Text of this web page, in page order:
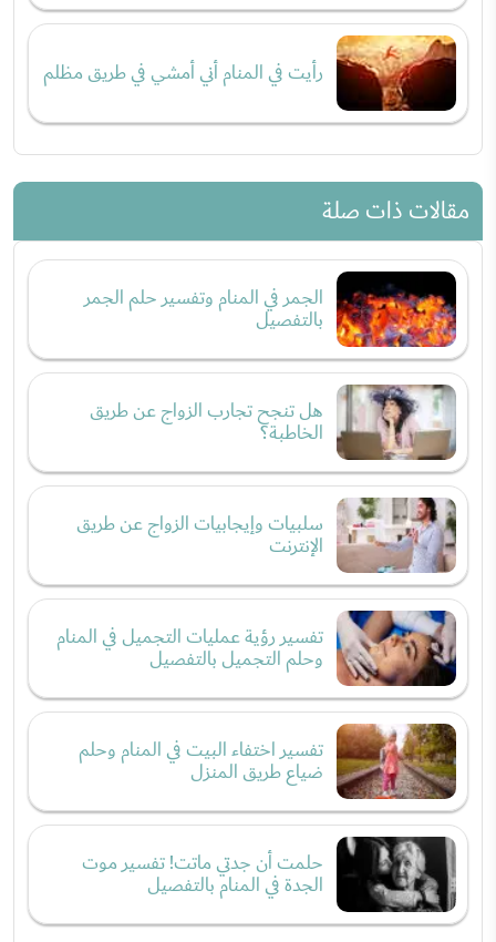
رأيت في المنام أني أمشي في طريق مظلم
مقالات ذات صلة
الجمر في المنام وتفسير حلم الجمر
بالتفصيل
هل تنجح تجارب الزواج عن طريق
الخاطبة؟
سلبيات وإيجابيات الزواج عن طريق
الإنترنت
تفسير رؤية عمليات التجميل في المنام
وحلم التجميل بالتفصيل
تفسير اختفاء البيت في المنام وحلم
ضياع طريق المنزل
حلمت أن جدتي ماتت! تفسير موت
الجدة في المنام بالتفصيل